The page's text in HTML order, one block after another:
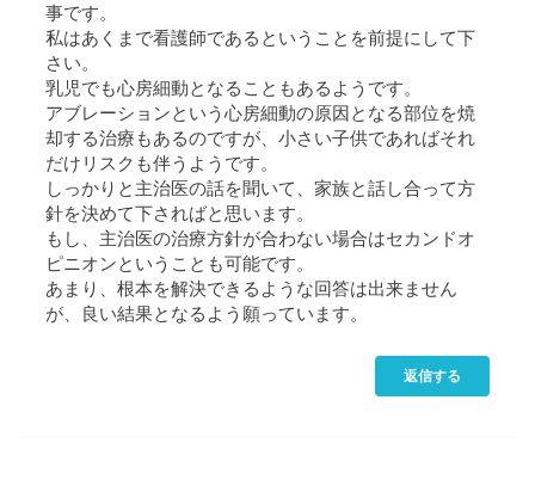
事です。
私はあくまで看護師であるということを前提にして下
さい。
乳児でも心房細動となることもあるようです。
アブレーションという心房細動の原因となる部位を焼
却する治療もあるのですが、小さい子供であればそれ
だけリスクも伴うようです。
しっかりと主治医の話を聞いて、家族と話し合って方
針を決めて下さればと思います。
もし、主治医の治療方針が合わない場合はセカンドオ
ピニオンということも可能です。
あまり、根本を解決できるような回答は出来ません
が、良い結果となるよう願っています。
返信する